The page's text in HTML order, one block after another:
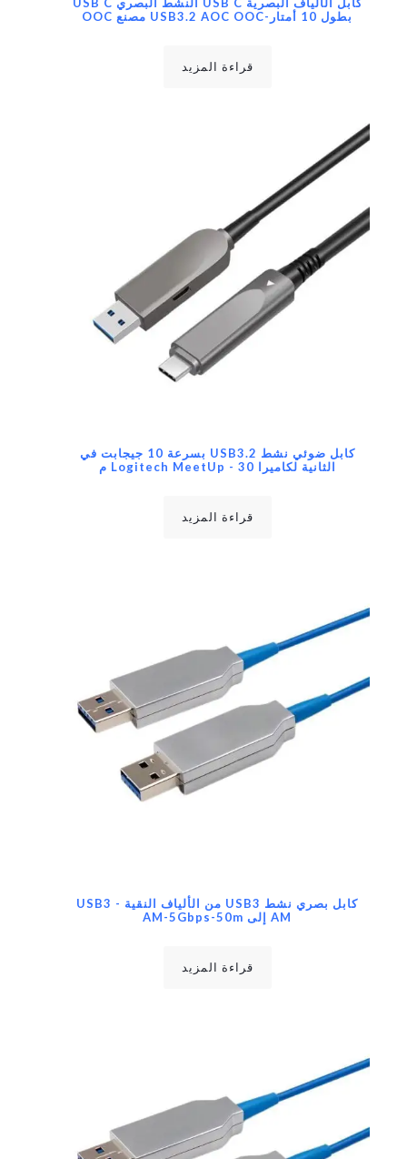
بطول 10 أمتار-USB3.2 AOC OOC مصنع OOC
قراءة المزيد
كابل ضوئي نشط USB3.2 بسرعة 10 جيجابت في
الثانية لكاميرا Logitech MeetUp - 30 م
قراءة المزيد
كابل بصري نشط USB3 من الألياف النقية USB3 -
AM إلى AM-5Gbps-50m
قراءة المزيد